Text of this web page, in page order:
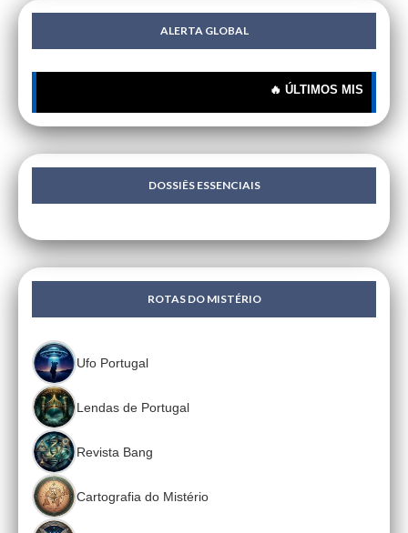
ALERTA GLOBAL
🔥 ÚLTIMOS
DOSSIÊS ESSENCIAIS
ROTAS DO MISTÉRIO
Ufo Portugal
Lendas de Portugal
Revista Bang
Cartografia do Mistério